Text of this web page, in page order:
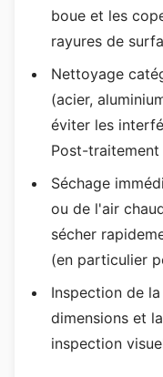
boue et les
rayures de
Nettoyage
(acier,
éviter les
Post-traitement
Séchage
ou de l'air
sécher
(en particulier
Inspection de
dimensions et
inspection